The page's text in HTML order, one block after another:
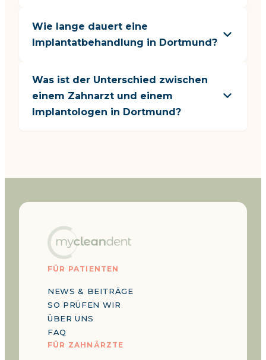
Wie lange dauert eine
Implantatbehandlung in Dortmund?
Was ist der Unterschied zwischen
einem Zahnarzt und einem
Implantologen in Dortmund?
FÜR PATIENTEN
NEWS & BEITRÄGE
SO PRÜFEN WIR
ÜBER UNS
FAQ
FÜR ZAHNÄRZTE